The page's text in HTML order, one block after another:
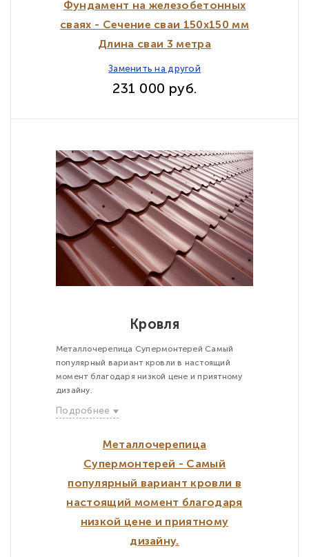
Фундамент на железобетонных
сваях - Сечение сваи 150х150 мм
Длина сваи 3 метра
Заменить на другой
231 000 руб.
Кровля
Металлочерепица Супермонтерей Самый
популярный вариант кровли в настоящий
момент благодаря низкой цене и приятному
дизайну.
Подробнее
Металлочерепица
Супермонтерей - Самый
популярный вариант кровли в
настоящий момент благодаря
низкой цене и приятному
дизайну.